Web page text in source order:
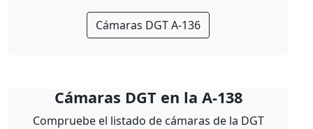
Cámaras DGT A-136
Cámaras DGT en la A-138
Compruebe el listado de cámaras de la DGT